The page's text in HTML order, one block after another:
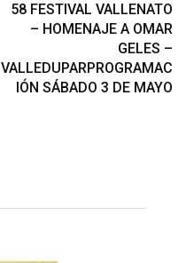
58 FESTIVAL VALLENATO
– HOMENAJE A OMAR
GELES –
VALLEDUPARPROGRAMAC
IÓN SÁBADO 3 DE MAYO